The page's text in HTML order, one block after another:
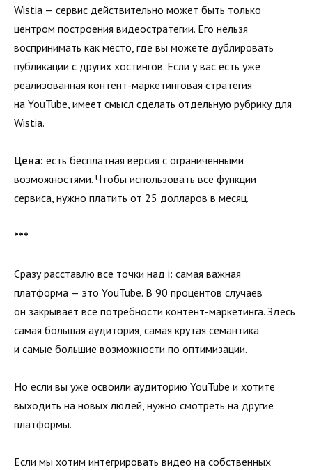
Wistia — сервис действительно может быть только
центром построения видеостратегии. Его нельзя
воспринимать как место, где вы можете дублировать
публикации с других хостингов. Если у вас есть уже
реализованная контент-маркетинговая стратегия
на YouTube, имеет смысл сделать отдельную рубрику для
Wistia.
Цена: есть бесплатная версия c ограниченными
возможностями. Чтобы использовать все функции
сервиса, нужно платить от 25 долларов в месяц.
***
Сразу расставлю все точки над i: самая важная
платформа — это YouTube. В 90 процентов случаев
он закрывает все потребности контент-маркетинга. Здесь
самая большая аудитория, самая крутая семантика
и самые большие возможности по оптимизации.
Но если вы уже освоили аудиторию YouTube и хотите
выходить на новых людей, нужно смотреть на другие
платформы.
Если мы хотим интегрировать видео на собственных